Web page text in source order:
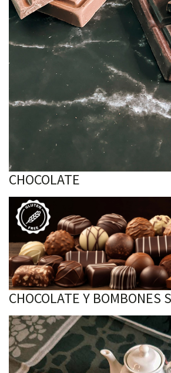
CHOCOLATE
CHOCOLATE Y BOMBONES